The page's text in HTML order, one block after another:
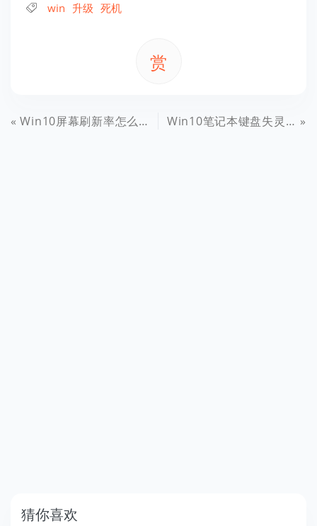
win 升级 死机
赏
Win10屏幕刷新率怎么调 Win10监视器设置屏幕刷新率方法 Win10笔记本键盘失灵怎么办 升级Win10后键盘失灵解决办法
猜你喜欢